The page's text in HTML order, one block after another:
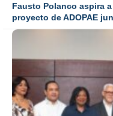
Fausto Polanco aspira
proyecto de ADOPAE